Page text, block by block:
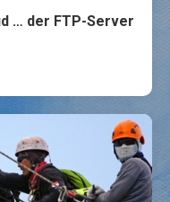
… der FTP-Server